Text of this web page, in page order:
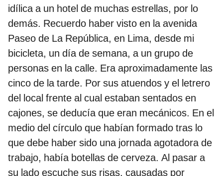
idílica a un hotel de muchas estrellas, por lo
demás. Recuerdo haber visto en la avenida
Paseo de La República, en Lima, desde mi
bicicleta, un día de semana, a un grupo de
personas en la calle. Era aproximadamente las
cinco de la tarde. Por sus atuendos y el letrero
del local frente al cual estaban sentados en
cajones, se deducía que eran mecánicos. En el
medio del círculo que habían formado tras lo
que debe haber sido una jornada agotadora de
trabajo, había botellas de cerveza. Al pasar a
su lado escuche sus risas, causadas por